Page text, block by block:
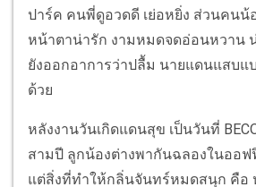
ปาร์ค คนพี่ดูอวดดี เย่อหยิ่ง ส่วนคนน้
หน้าตาน่ารัก งามหมดจดอ่อนหวาน
ยังออกอาการว่าปลื้ม นายแดนแสบ
ด้วย
หลังงานวันเกิดแดนสุข เป็นวันที่
สามปี ลูกน้องต่างพากันฉลองในออ
แต่สิ่งที่ทำให้กลิ่นจันทร์หมดสนุก คือ